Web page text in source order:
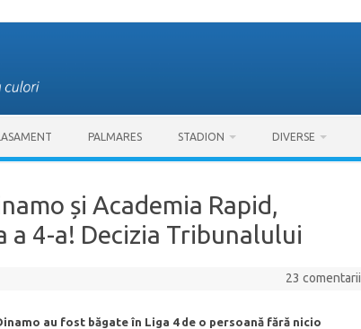
PALMARES STADION DIVERSE
și Academia Rapid,
a 4-a! Decizia Tribunalului
23 comentarii
au fost băgate în Liga 4 de o persoană fără nicio